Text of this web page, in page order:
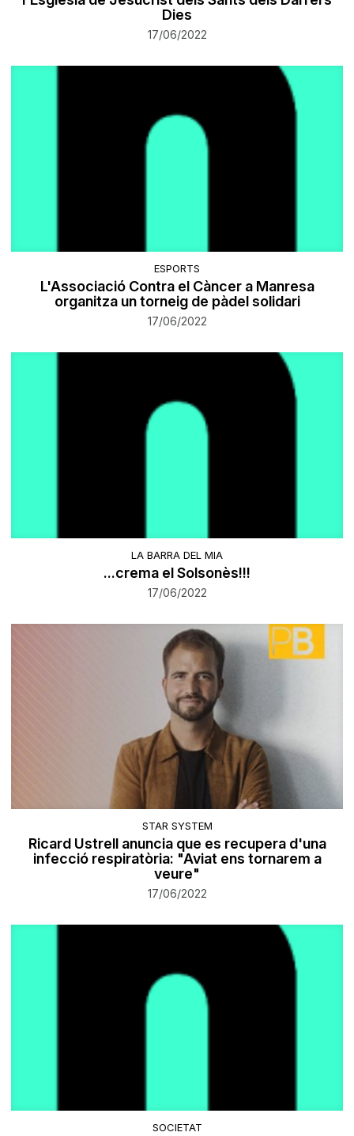
Dies
17/06/2022
ESPORTS
L'Associació Contra el Càncer a Manresa
organitza un torneig de pàdel solidari
17/06/2022
LA BARRA DEL MIA
...crema el Solsonès!!!
17/06/2022
STAR SYSTEM
Ricard Ustrell anuncia que es recupera d'una
infecció respiratòria: "Aviat ens tornarem a
veure"
17/06/2022
SOCIETAT